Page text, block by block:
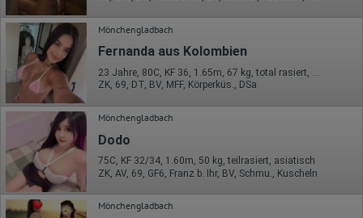
Mönchengladbach
Fernanda aus Kolombien
23 Jahre, 80C, KF 36, 1.65m, 67 kg, total rasiert, Latina
ZK, 69, DT, BV, MFF, Körperküs., DSa
Mönchengladbach
Dodo
75C, KF 32/34, 1.60m, 50 kg, teilrasiert, asiatisch
ZK, AV, 69, GF6, Franz b. Ihr, BV, Schmu., Kuscheln
Mönchengladbach